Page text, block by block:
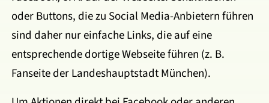
oder Buttons, die zu Social Media-Anbietern führen
sind daher nur einfache Links, die auf eine
entsprechende dortige Webseite führen (z. B.
Fanseite der Landeshauptstadt München).